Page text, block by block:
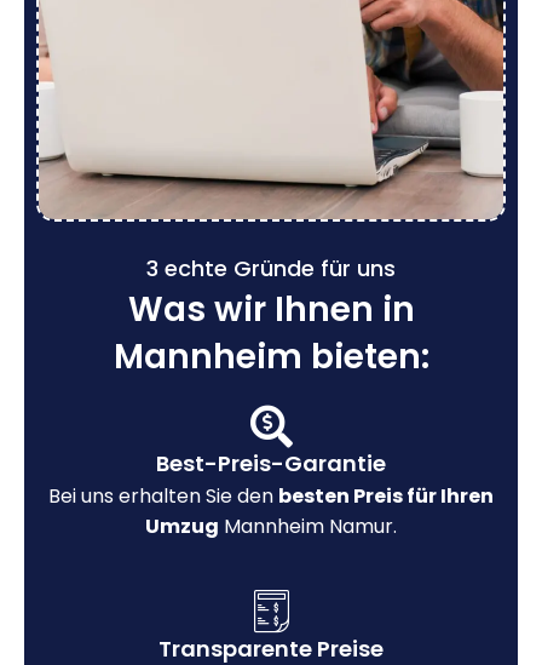
3 echte Gründe für uns
Was wir Ihnen in
Mannheim bieten:
Best-Preis-Garantie
Bei uns erhalten Sie den besten Preis für Ihren
Umzug Mannheim Namur.
Transparente Preise